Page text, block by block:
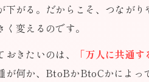
下がる。だからこそ、つなが
変えるのです。
きたいのは、
「万人に共通
が何か、BtoBかBtoCかによっ